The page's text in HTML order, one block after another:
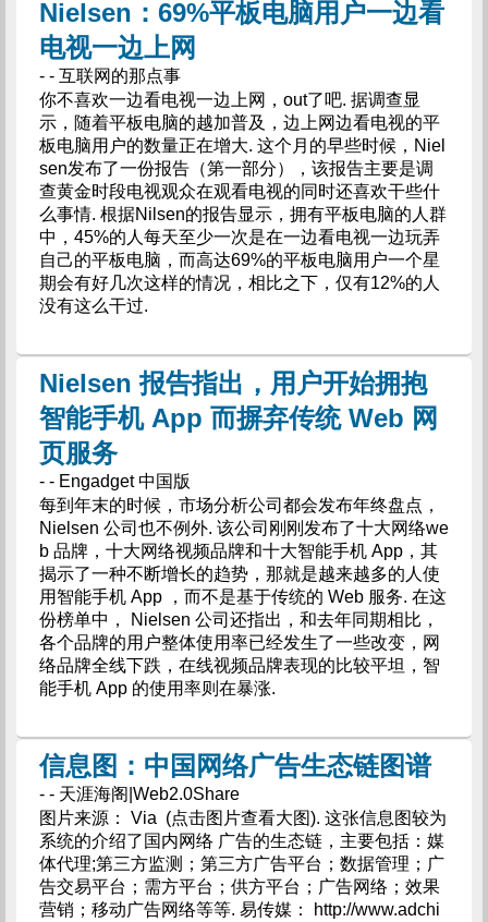
Nielsen：69%平板电脑用户一边看
电视一边上网
- - 互联网的那点事
你不喜欢一边看电视一边上网，out了吧. 据调查显
示，随着平板电脑的越加普及，边上网边看电视的平
板电脑用户的数量正在增大. 这个月的早些时候，Niel
sen发布了一份报告（第一部分），该报告主要是调
查黄金时段电视观众在观看电视的同时还喜欢干些什
么事情. 根据Nilsen的报告显示，拥有平板电脑的人群
中，45%的人每天至少一次是在一边看电视一边玩弄
自己的平板电脑，而高达69%的平板电脑用户一个星
期会有好几次这样的情况，相比之下，仅有12%的人
没有这么干过.
Nielsen 报告指出，用户开始拥抱
智能手机 App 而摒弃传统 Web 网
页服务
- - Engadget 中国版
每到年末的时候，市场分析公司都会发布年终盘点，
Nielsen 公司也不例外. 该公司刚刚发布了十大网络we
b 品牌，十大网络视频品牌和十大智能手机 App，其
揭示了一种不断增长的趋势，那就是越来越多的人使
用智能手机 App ，而不是基于传统的 Web 服务. 在这
份榜单中， Nielsen 公司还指出，和去年同期相比，
各个品牌的用户整体使用率已经发生了一些改变，网
络品牌全线下跌，在线视频品牌表现的比较平坦，智
能手机 App 的使用率则在暴涨.
信息图：中国网络广告生态链图谱
- - 天涯海阁|Web2.0Share
图片来源： Via (点击图片查看大图). 这张信息图较为
系统的介绍了国内网络 广告的生态链，主要包括：媒
体代理;第三方监测；第三方广告平台；数据管理；广
告交易平台；需方平台；供方平台；广告网络；效果
营销；移动广告网络等等. 易传媒： http://www.adchi